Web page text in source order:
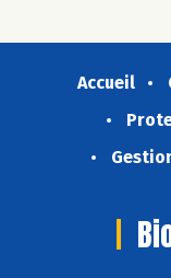
Accueil